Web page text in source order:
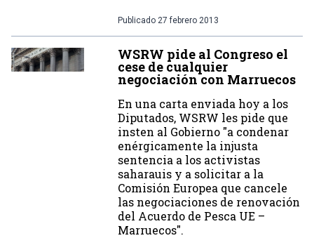
Publicado 27 febrero 2013
WSRW pide al Congreso el
cese de cualquier
negociación con Marruecos
En una carta enviada hoy a los
Diputados, WSRW les pide que
insten al Gobierno "a condenar
enérgicamente la injusta
sentencia a los activistas
saharauis y a solicitar a la
Comisión Europea que cancele
las negociaciones de renovación
del Acuerdo de Pesca UE –
Marruecos".